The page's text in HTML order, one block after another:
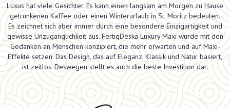
Luxus hat viele Gesichter. Es kann einen langsam am Morgen zu Hause
getrunkenen Kaffee oder einen Winterurlaub in St. Moritz bedeuten.
Es zeichnet sich aber immer durch eine besondere Einzigartigkeit und
gewisse Unzugänglichkeit aus. FertigDeska Luxury Maxi wurde mit den
Gedanken an Menschen konzipiert, die mehr erwarten und auf Maxi-
Effekte setzen. Das Design, das auf Eleganz, Klassik und Natur basiert,
ist zeitlos. Deswegen stellt es auch die beste Investition dar.